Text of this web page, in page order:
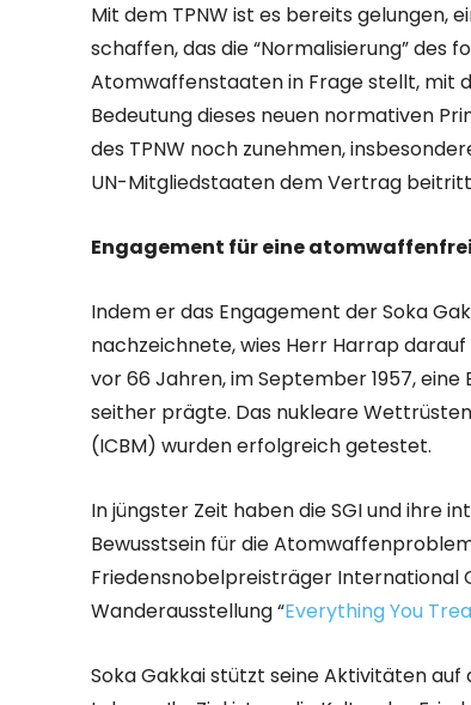
Mit dem TPNW ist es bereits gelungen,
schaffen, das die “Normalisierung”
Atomwaffenstaaten in Frage stellt, mit
Bedeutung dieses neuen normativen
des TPNW noch zunehmen,
UN-Mitgliedstaaten dem Vertrag
Engagement für eine
Indem er das Engagement der Soka
nachzeichnete, wies Herr Harrap darauf
vor 66 Jahren, im September 1957,
seither prägte. Das nukleare
(ICBM) wurden erfolgreich getestet.
In jüngster Zeit haben die SGI und ihre
Bewusstsein für die
Friedensnobelpreisträger International
Wanderausstellung “Everything You
Soka Gakkai stützt seine Aktivitäten